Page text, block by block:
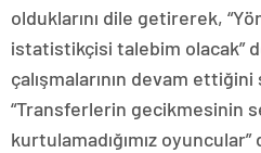
olduklarını dile getirerek,
istatistikçisi talebim olacak”
çalışmalarının devam
“Transferlerin gecikmesinin
kurtulamadığımız oyuncular”